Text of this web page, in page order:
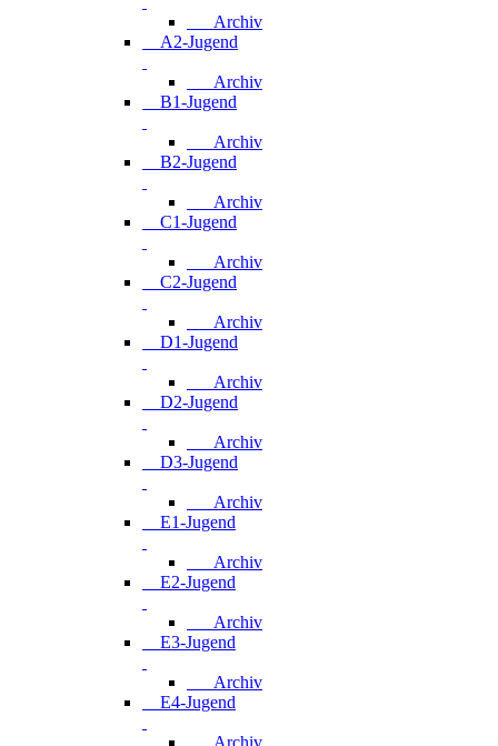
Archiv
A2-Jugend
Archiv
B1-Jugend
Archiv
B2-Jugend
Archiv
C1-Jugend
Archiv
C2-Jugend
Archiv
D1-Jugend
Archiv
D2-Jugend
Archiv
D3-Jugend
Archiv
E1-Jugend
Archiv
E2-Jugend
Archiv
E3-Jugend
Archiv
E4-Jugend